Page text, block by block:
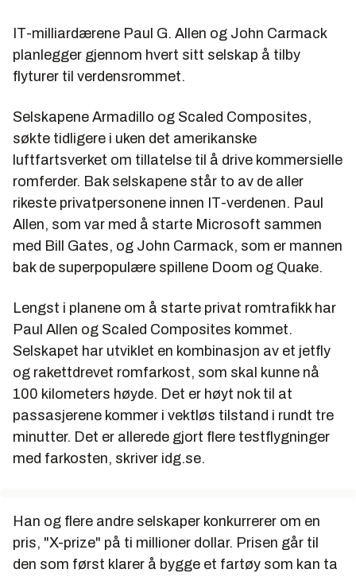
IT-milliardærene Paul G. Allen og John Carmack
planlegger gjennom hvert sitt selskap å tilby
flyturer til verdensrommet.
Selskapene Armadillo og Scaled Composites,
søkte tidligere i uken det amerikanske
luftfartsverket om tillatelse til å drive kommersielle
romferder. Bak selskapene står to av de aller
rikeste privatpersonene innen IT-verdenen. Paul
Allen, som var med å starte Microsoft sammen
med Bill Gates, og John Carmack, som er mannen
bak de superpopulære spillene Doom og Quake.
Lengst i planene om å starte privat romtrafikk har
Paul Allen og Scaled Composites kommet.
Selskapet har utviklet en kombinasjon av et jetfly
og rakettdrevet romfarkost, som skal kunne nå
100 kilometers høyde. Det er høyt nok til at
passasjerene kommer i vektløs tilstand i rundt tre
minutter. Det er allerede gjort flere testflygninger
med farkosten, skriver idg.se.
Han og flere andre selskaper konkurrerer om en
pris, "X-prize" på ti millioner dollar. Prisen går til
den som først klarer å bygge et fartøy som kan ta